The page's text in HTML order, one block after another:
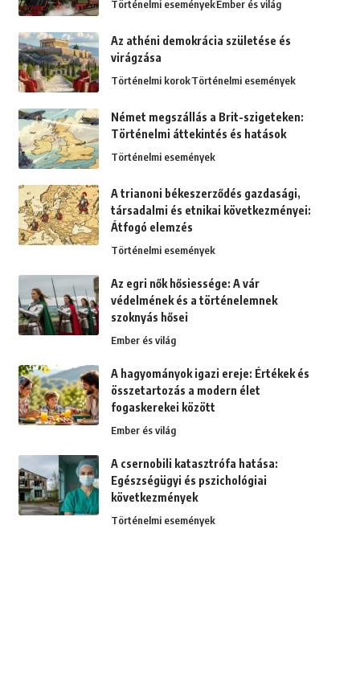
Történelmi eseményekEmber és világ
Az athéni demokrácia születése és
virágzása
Történelmi korokTörténelmi események
Német megszállás a Brit-szigeteken:
Történelmi áttekintés és hatások
Történelmi események
A trianoni békeszerződés gazdasági,
társadalmi és etnikai következményei:
Átfogó elemzés
Történelmi események
Az egri nők hősiessége: A vár
védelmének és a történelemnek
szoknyás hősei
Ember és világ
A hagyományok igazi ereje: Értékek és
összetartozás a modern élet
fogaskerekei között
Ember és világ
A csernobili katasztrófa hatása:
Egészségügyi és pszichológiai
következmények
Történelmi események